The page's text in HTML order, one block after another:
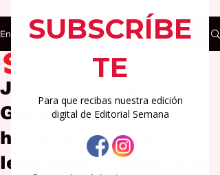
Entrada
Joilani Cosme
González hace
historia como la
legisladora municipal
2 min de lectura